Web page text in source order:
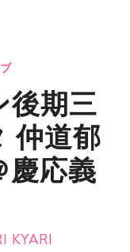
後期三
仲道郁
慶応義
KYARI